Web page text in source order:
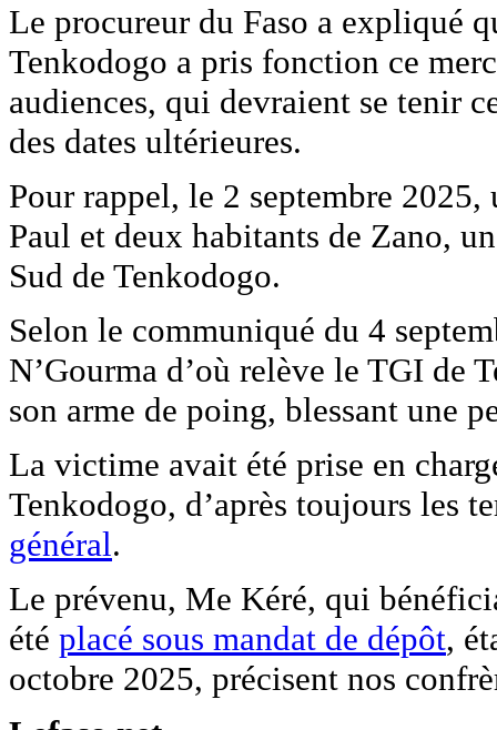
Le procureur du Faso a expliqué
Tenkodogo a pris fonction ce
audiences, qui devraient se tenir
des dates ultérieures.
Pour rappel, le 2 septembre
Paul et deux habitants de Zano,
Sud de Tenkodogo.
Selon le communiqué du 4
N’Gourma d’où relève le TGI de
son arme de poing, blessant une
La victime avait été prise en
Tenkodogo, d’après toujours les
général.
Le prévenu, Me Kéré, qui
été placé sous mandat de dépôt,
octobre 2025, précisent nos